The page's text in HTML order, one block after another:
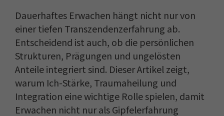
Dauerhaftes Erwachen hängt nicht nur von
einer tiefen Transzendenzerfahrung ab.
Entscheidend ist auch, ob die persönlichen
Strukturen, Prägungen und ungelösten
Anteile integriert sind. Dieser Artikel zeigt,
warum Ich-Stärke, Traumaheilung und
Integration eine wichtige Rolle spielen, damit
Erwachen nicht nur als Gipfelerfahrung